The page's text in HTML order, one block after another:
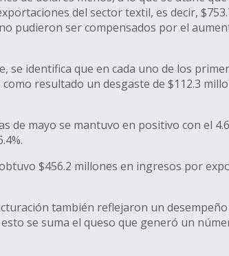
del sector textil, es decir,
pudieron ser compensados por el
se identifica que en cada uno de los
resultado un desgaste de $112.3
de mayo se mantuvo en positivo con el
$456.2 millones en ingresos por
también reflejaron un
se suma el queso que generó un